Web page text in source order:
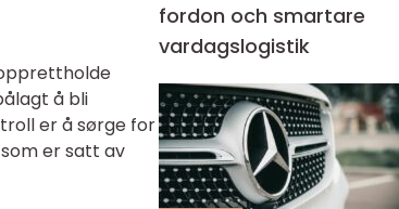
å bli
er å sørge for
er satt av
fordon och smartare
vardagslogistik